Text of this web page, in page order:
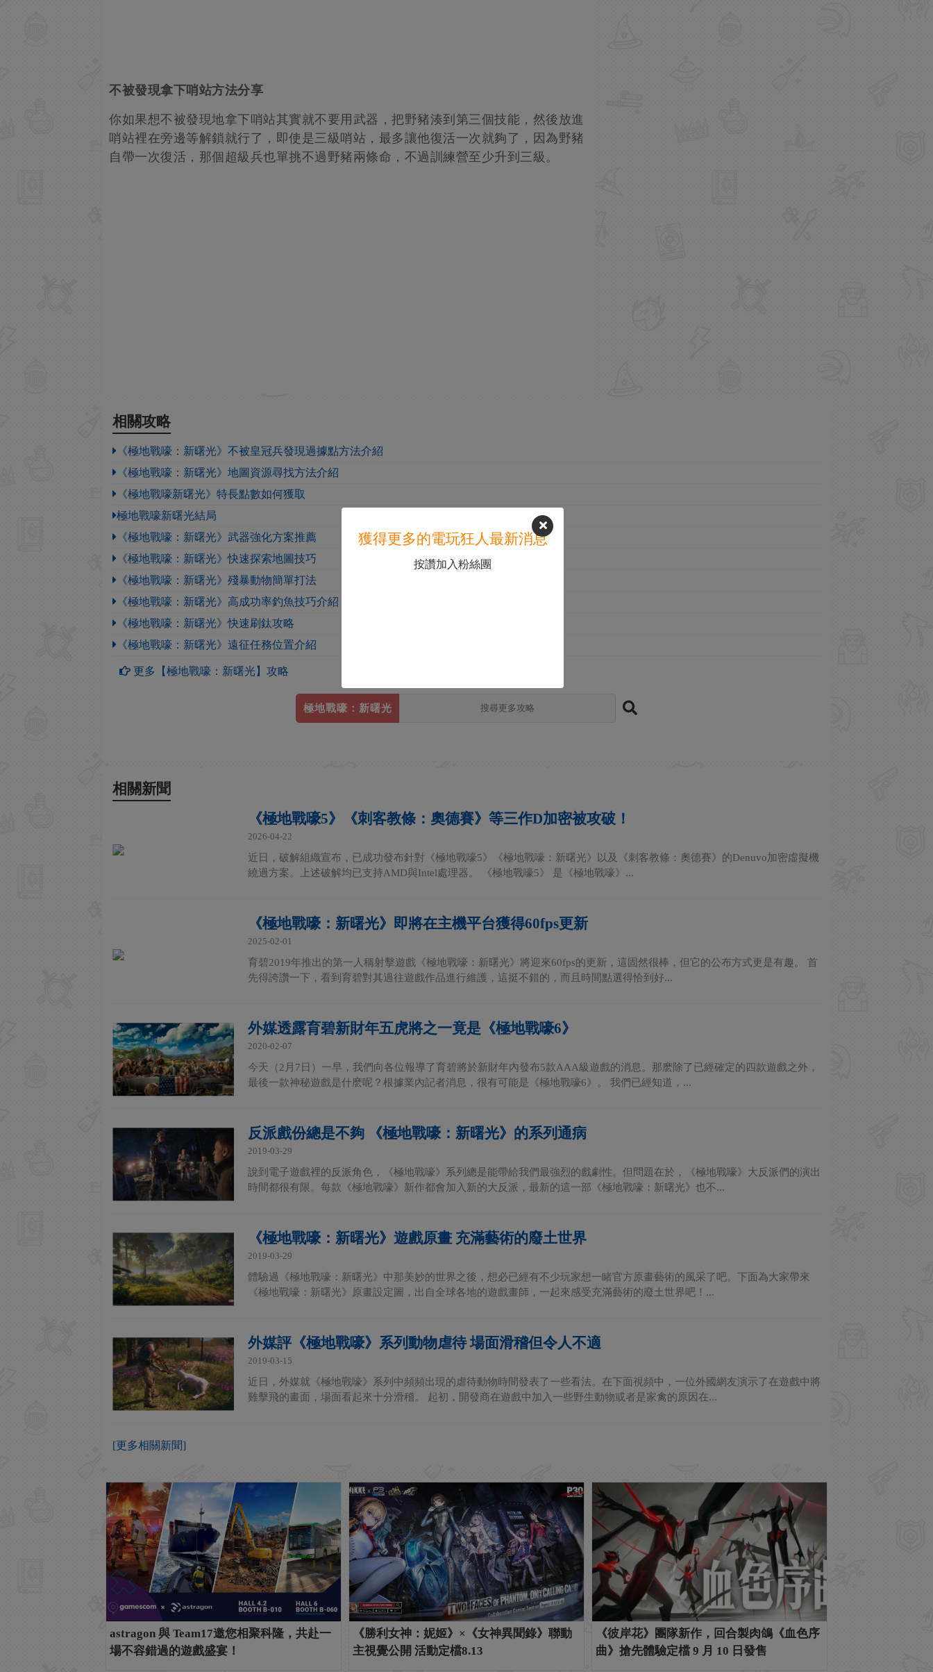
不被發現拿下哨站方法分享
你如果想不被發現地拿下哨站其實就不要用武器，把野豬湊到第三個技能，然後放進
哨站裡在旁邊等解鎖就行了，即使是三級哨站，最多讓他復活一次就夠了，因為野豬
自帶一次復活，那個超級兵也單挑不過野豬兩條命，不過訓練營至少升到三級。
相關攻略
《極地戰嚎：新曙光》不被皇冠兵發現過據點方法介紹
《極地戰嚎：新曙光》地圖資源尋找方法介紹
《極地戰嚎新曙光》特長點數如何獲取
極地戰嚎新曙光結局
《極地戰嚎：新曙光》武器強化方案推薦
《極地戰嚎：新曙光》快速探索地圖技巧
《極地戰嚎：新曙光》殘暴動物簡單打法
《極地戰嚎：新曙光》高成功率釣魚技巧介紹
《極地戰嚎：新曙光》快速刷鈦攻略
《極地戰嚎：新曙光》遠征任務位置介紹
更多【極地戰嚎：新曙光】攻略
極地戰嚎：新曙光
相關新聞
《極地戰嚎5》《刺客教條：奧德賽》等三作D加密被攻破！
2026-04-22
近日，破解組織宣布，已成功發布針對《極地戰嚎5》《極地戰嚎：新曙光》以及《刺客教條：奧德賽》的Denuvo加密虛擬機
繞過方案。上述破解均已支持AMD與Intel處理器。 《極地戰嚎5》 是《極地戰嚎》...
《極地戰嚎：新曙光》即將在主機平台獲得60fps更新
2025-02-01
育碧2019年推出的第一人稱射擊遊戲《極地戰嚎：新曙光》將迎來60fps的更新，這固然很棒，但它的公布方式更是有趣。 首
先得誇讚一下，看到育碧對其過往遊戲作品進行維護，這挺不錯的，而且時間點選得恰到好...
外媒透露育碧新財年五虎將之一竟是《極地戰嚎6》
2020-02-07
今天（2月7日）一早，我們向各位報導了育碧將於新財年內發布5款AAA級遊戲的消息。那麽除了已經確定的四款遊戲之外，
最後一款神秘遊戲是什麽呢？根據業內記者消息，很有可能是《極地戰嚎6》。 我們已經知道，...
反派戲份總是不夠 《極地戰嚎：新曙光》的系列通病
2019-03-29
說到電子遊戲裡的反派角色，《極地戰嚎》系列總是能帶給我們最強烈的戲劇性。但問題在於，《極地戰嚎》大反派們的演出
時間都很有限。每款《極地戰嚎》新作都會加入新的大反派，最新的這一部《極地戰嚎：新曙光》也不...
《極地戰嚎：新曙光》遊戲原畫 充滿藝術的廢土世界
2019-03-29
體驗過《極地戰嚎：新曙光》中那美妙的世界之後，想必已經有不少玩家想一睹官方原畫藝術的風采了吧。下面為大家帶來
《極地戰嚎：新曙光》原畫設定圖，出自全球各地的遊戲畫師，一起來感受充滿藝術的廢土世界吧！...
外媒評《極地戰嚎》系列動物虐待 場面滑稽但令人不適
2019-03-15
近日，外媒就《極地戰嚎》系列中頻頻出現的虐待動物時間發表了一些看法。在下面視頻中，一位外國網友演示了在遊戲中將
雞擊飛的畫面，場面看起來十分滑稽。 起初，開發商在遊戲中加入一些野生動物或者是家禽的原因在...
[更多相關新聞]
astragon 與 Team17邀您相聚科隆，共赴一
場不容錯過的遊戲盛宴！
《勝利女神：妮姬》×《女神異聞錄》聯動
主視覺公開 活動定檔8.13
《彼岸花》團隊新作，回合製肉鴿《血色序
曲》搶先體驗定檔 9 月 10 日發售
獲得更多的電玩狂人最新消息
按讚加入粉絲團